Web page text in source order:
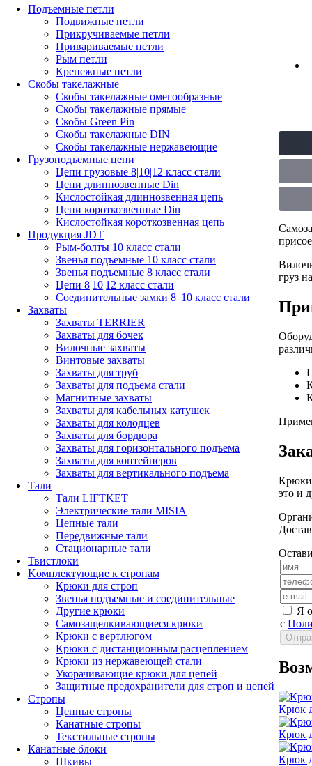
Подъемные петли
Подвижные петли
Прикручиваемые петли
Привариваемые петли
Рым петли
Крепежные петли
Скобы такелажные
Скобы такелажные омегообразные
Скобы такелажные прямые
Скобы Green Pin
Скобы такелажные DIN
Скобы такелажные нержавеющие
Грузоподъемные цепи
Цепи грузовые 8|10|12 класс стали
Цепи длиннозвенные Din
Кислостойкая длиннозвенная цепь
Цепи короткозвенные Din
Кислостойкая короткозвенная цепь
Продукция JDT
Рым-болты 10 класс стали
Звенья подъемные 10 класс стали
Звенья подъемные 8 класс стали
Цепи 8|10|12 класс стали
Соединительные замки 8 |10 класс стали
Захваты
Захваты TERRIER
Захваты для бочек
Вилочные захваты
Винтовые захваты
Захваты для труб
Захваты для подъема стали
Магнитные захваты
Захваты для кабельных катушек
Захваты для колодцев
Захваты для бордюра
Захваты для горизонтального подъема
Захваты для контейнеров
Захваты для вертикального подъема
Тали
Тали LIFTKET
Электрические тали MISIA
Цепные тали
Передвижные тали
Стационарные тали
Твистлоки
Kомплектующие к стропам
Крюки для строп
Звенья подъемные и соединительные
Другие крюки
Самозащелкивающиеся крюки
Крюки с вертлюгом
Крюки с дистанционным расцеплением
Крюки из нержавеющей стали
Укорачивающие крюки для цепей
Защитные предохранители для строп и цепей
Стропы
Цепные стропы
Канатные стропы
Текстильные стропы
Канатные блоки
Шкивы
груз
Крюки
это и
Я
с
Крюк
Крюк
Крюк